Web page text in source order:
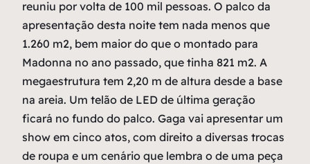
reuniu por volta de 100 mil pessoas. O palco da
apresentação desta noite tem nada menos que
1.260 m2, bem maior do que o montado para
Madonna no ano passado, que tinha 821 m2. A
megaestrutura tem 2,20 m de altura desde a base
na areia. Um telão de LED de última geração
ficará no fundo do palco. Gaga vai apresentar um
show em cinco atos, com direito a diversas trocas
de roupa e um cenário que lembra o de uma peça